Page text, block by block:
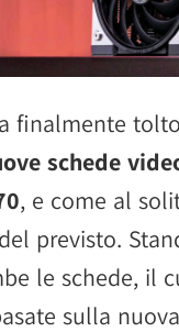
finalmente
schede
, e come al
previsto.
le schede, il
sulla